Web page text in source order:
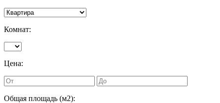
Комнат:
Цена:
Общая площадь (м2):